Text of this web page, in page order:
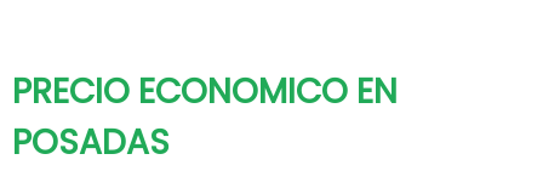
PRECIO ECONOMICO EN
POSADAS